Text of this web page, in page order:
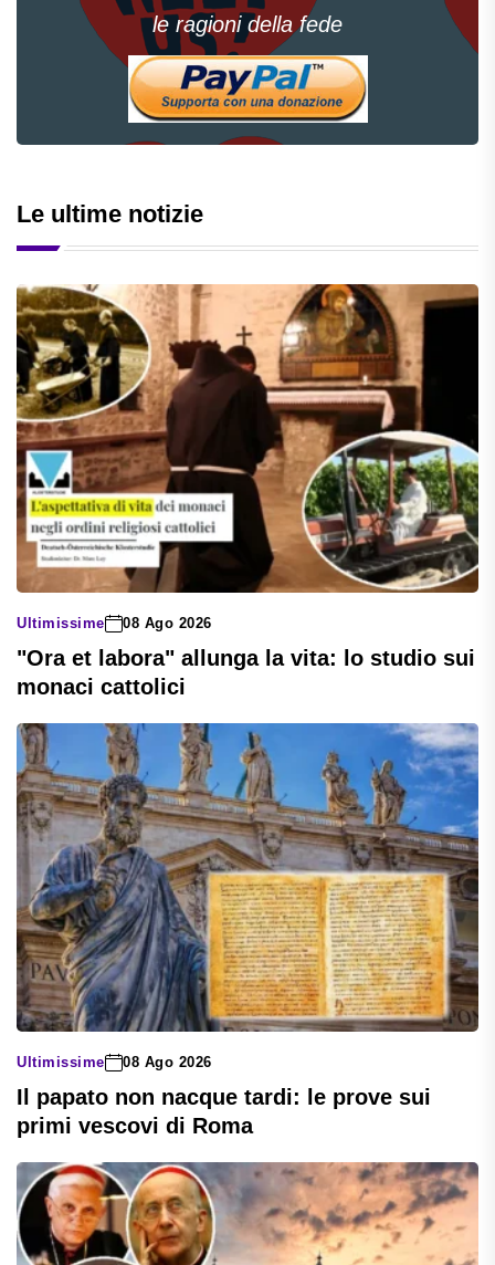
le ragioni della fede
Le ultime notizie
Ultimissime 08 Ago 2026
"Ora et labora" allunga la vita: lo studio sui
monaci cattolici
Ultimissime 08 Ago 2026
Il papato non nacque tardi: le prove sui
primi vescovi di Roma